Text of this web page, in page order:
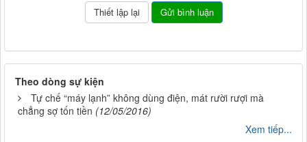
Theo dòng sự kiện
Tự chế “máy lạnh” không dùng điện, mát rười rượi mà
chẳng sợ tốn tiền (12/05/2016)
Xem tiếp...